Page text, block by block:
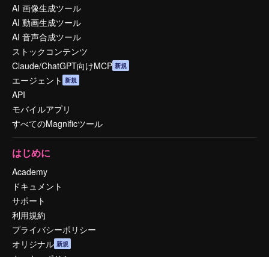
AI 画像生成ツール
AI 動画生成ツール
AI 音声合成ツール
ストックコンテンツ
Claude/ChatGPT向けMCP 新規
エージェント 新規
API
モバイルアプリ
すべてのMagnificツール
はじめに
Academy
ドキュメント
サポート
利用規約
プライバシーポリシー
オリジナル 新規